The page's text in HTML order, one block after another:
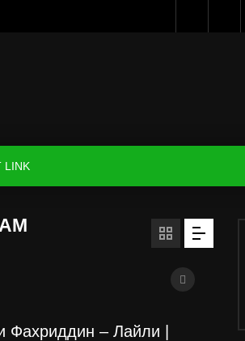
LINK
Фахриддин – Лайли |